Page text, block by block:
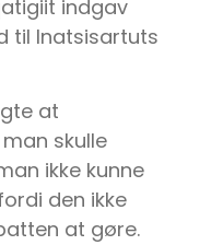
indgav
til Inatsisartuts
at
skulle
ikke kunne
den ikke
at gøre.